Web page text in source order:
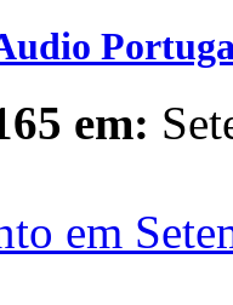
em:
em